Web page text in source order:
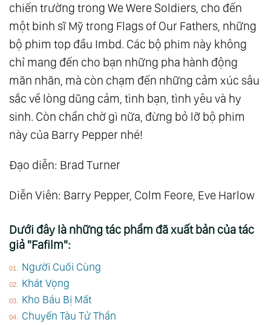
chiến trường trong We Were Soldiers, cho đến
một binh sĩ Mỹ trong Flags of Our Fathers, những
bộ phim top đầu Imbd. Các bộ phim này không
chỉ mang đến cho bạn những pha hành động
mãn nhãn, mà còn chạm đến những cảm xúc sâu
sắc về lòng dũng cảm, tình bạn, tình yêu và hy
sinh. Còn chần chờ gì nữa, đừng bỏ lỡ bộ phim
này của Barry Pepper nhé!
Đạo diễn: Brad Turner
Diễn Viên: Barry Pepper, Colm Feore, Eve Harlow
Dưới đây là những tác phẩm đã xuất bản của tác
giả "Fafilm":
Người Cuối Cùng
Khát Vọng
Kho Báu Bị Mất
Chuyến Tàu Tử Thần